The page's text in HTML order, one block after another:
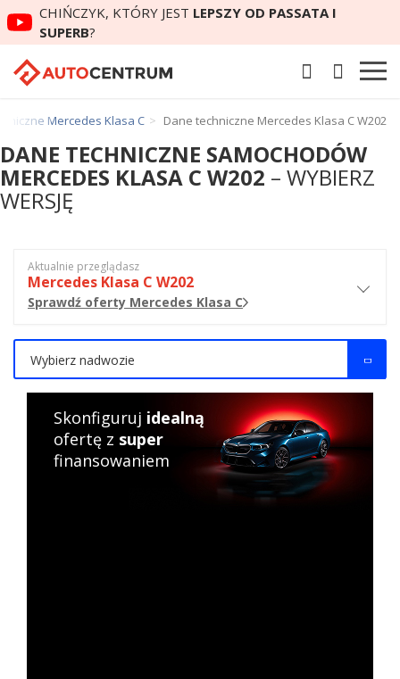
CHIŃCZYK, KTÓRY JEST LEPSZY OD PASSATA I
SUPERB?
Mercedes Klasa C Dane techniczne Mercedes Klasa C W202
DANE TECHNICZNE SAMOCHODÓW
MERCEDES KLASA C W202 – WYBIERZ
WERSJĘ
Aktualnie przeglądasz
Mercedes Klasa C W202
Sprawdź oferty Mercedes Klasa C
Wybierz nadwozie
Skonfiguruj idealną
ofertę z super
finansowaniem